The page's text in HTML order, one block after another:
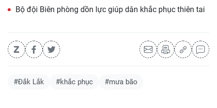
Bộ đội Biên phòng dồn lực giúp dân khắc phục thiên tai
#Đắk Lắk #khắc phục #mưa bão